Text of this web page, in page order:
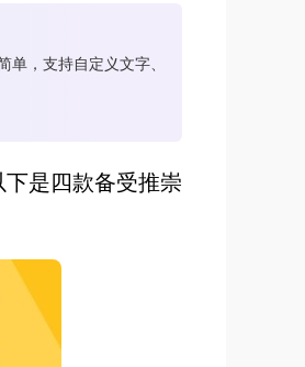
，支持自定义文字、
是四款备受推崇